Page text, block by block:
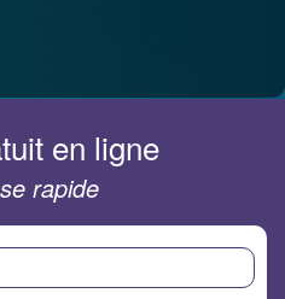
en ligne
rapide